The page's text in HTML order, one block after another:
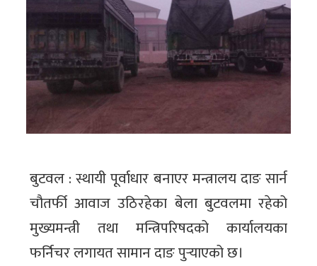
बुटवल : स्थायी पूर्वाधार बनाएर मन्त्रालय दाङ सार्न
चौतर्फी आवाज उठिरहेका बेला बुटवलमा रहेको
मुख्यमन्त्री तथा मन्त्रिपरिषदको कार्यालयका
फर्निचर लगायत सामान दाङ पुर्‍याएको छ।